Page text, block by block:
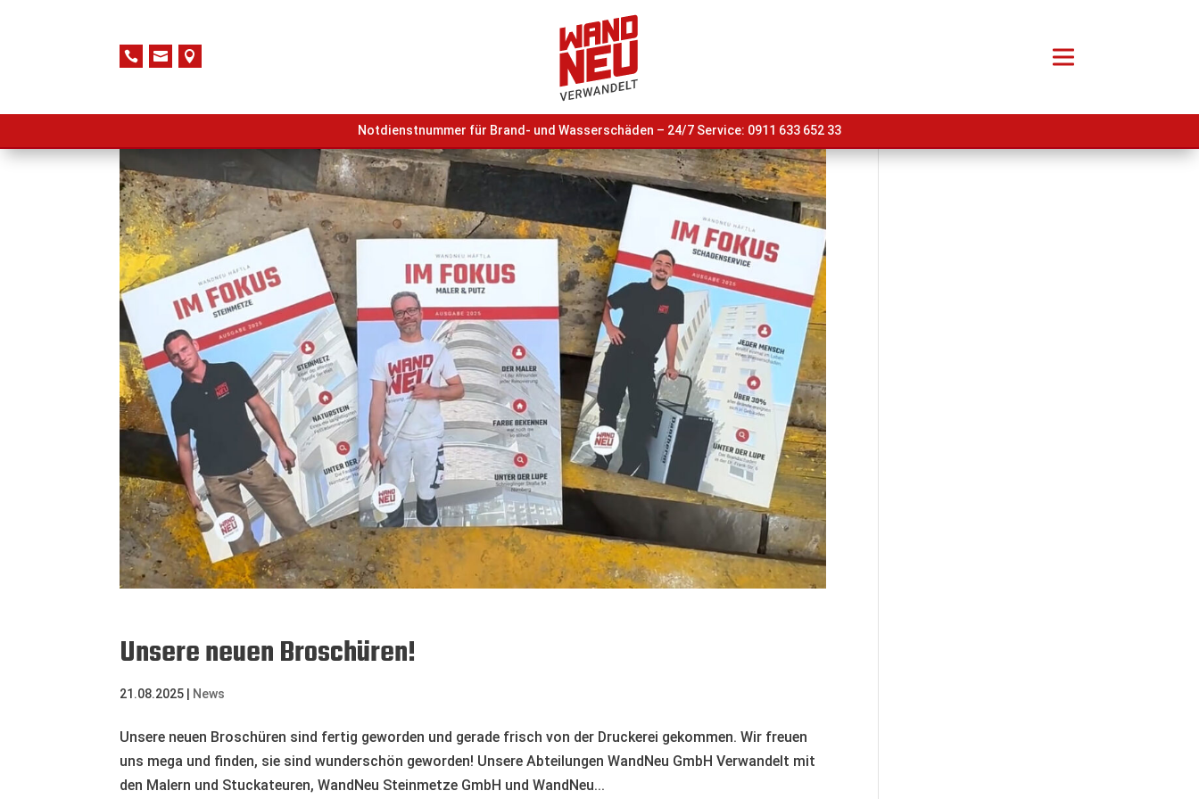
  
Notdienstnummer für Brand- und Wasserschäden – 24/7 Service: 0911 633 652 33
Unsere neuen Broschüren!
21.08.2025 News
Unsere neuen Broschüren sind fertig geworden und gerade frisch von der Druckerei gekommen. Wir freuen
uns mega und finden, sie sind wunderschön geworden! Unsere Abteilungen WandNeu GmbH Verwandelt mit
den Malern und Stuckateuren, WandNeu Steinmetze GmbH und WandNeu...